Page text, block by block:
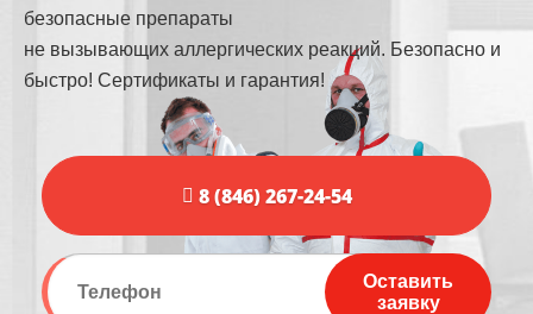
безопасные препараты
не вызывающих аллергических реакций. Безопасно и
быстро! Сертификаты и гарантия!
8 (846) 267-24-54
Оставить
заявку